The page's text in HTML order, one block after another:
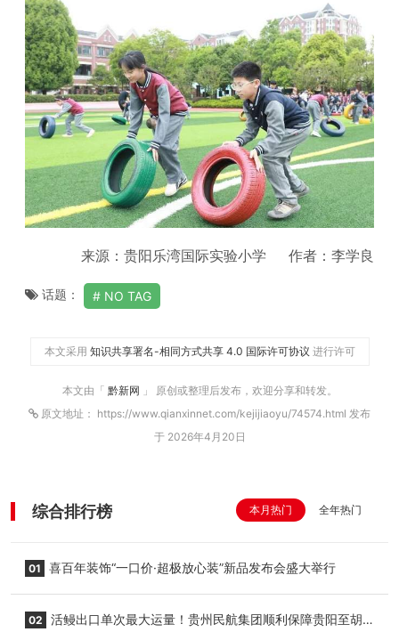
来源：贵阳乐湾国际实验小学 作者：李学良
话题： NO TAG
本文采用 知识共享署名-相同方式共享 4.0 国际许可协议 进行许可
本文由「 黔新网 」 原创或整理后发布，欢迎分享和转发。
原文地址： https://www.qianxinnet.com/kejijiaoyu/74574.html 发布
于 2026年4月20日
综合排行榜 本月热门 全年热门
01 喜百年装饰“一口价·超极放心装”新品发布会盛大举行
02 活鳗出口单次最大运量！贵州民航集团顺利保障贵阳至胡